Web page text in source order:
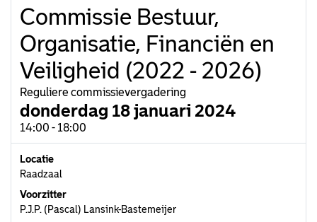
Commissie Bestuur,
Organisatie, Financiën en
Veiligheid (2022 - 2026)
Reguliere commissievergadering
donderdag 18 januari 2024
14:00 - 18:00
Locatie
Raadzaal
Voorzitter
P.J.P. (Pascal) Lansink-Bastemeijer